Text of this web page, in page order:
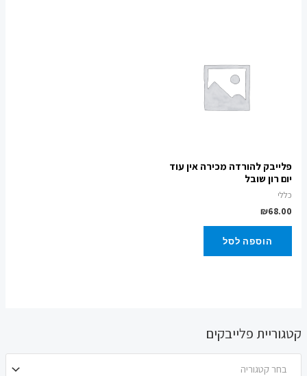
קטגוריית פלייבקים
בחר קטגוריה
פלייבק להורדה מכירה אין עוד
יום רון שובל
כללי
₪68.00
הוספה לסל